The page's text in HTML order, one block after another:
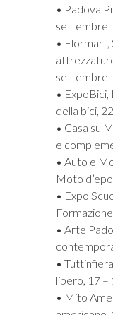
• Padova
settembre
• Flormart,
settembre
•
della bici,
• Casa su
e
• Auto e
Moto
• Expo
• Arte
•
libero, 17 –
• Mito